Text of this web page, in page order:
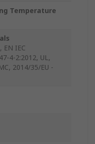
Temperature
EN IEC
4-2:2012, UL,
2014/35/EU -